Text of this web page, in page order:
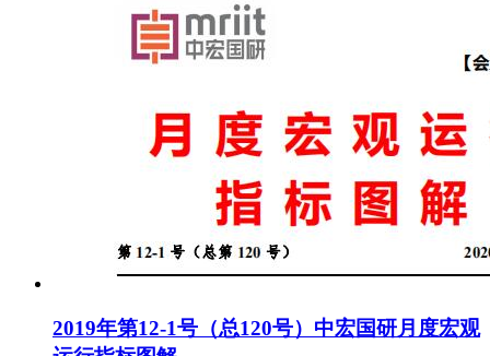
2019年第12-1号（总120号）中宏国研月度宏观